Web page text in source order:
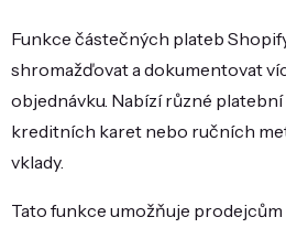
Funkce částečných plateb
shromažďovat a dokumentovat
objednávku. Nabízí různé
kreditních karet nebo ručních
vklady.
Tato funkce umožňuje